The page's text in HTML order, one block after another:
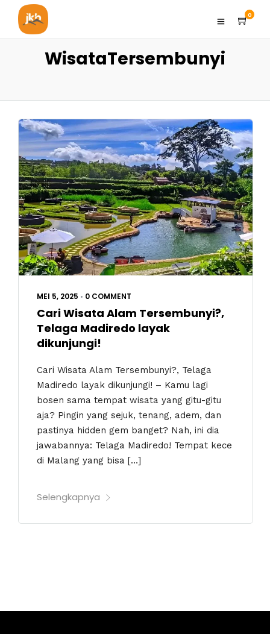
0
WisataTersembunyi
MEI 5, 2025 • 0 COMMENT
Cari Wisata Alam Tersembunyi?,
Telaga Madiredo layak
dikunjungi!
Cari Wisata Alam Tersembunyi?, Telaga
Madiredo layak dikunjungi! – Kamu lagi
bosen sama tempat wisata yang gitu-gitu
aja? Pingin yang sejuk, tenang, adem, dan
pastinya hidden gem banget? Nah, ini dia
jawabannya: Telaga Madiredo! Tempat kece
di Malang yang bisa […]
Selengkapnya